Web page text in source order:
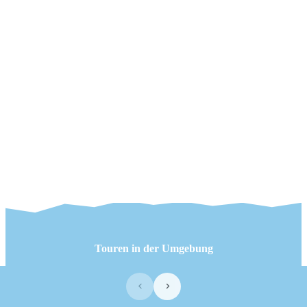
Touren in der Umgebung
‹ ›